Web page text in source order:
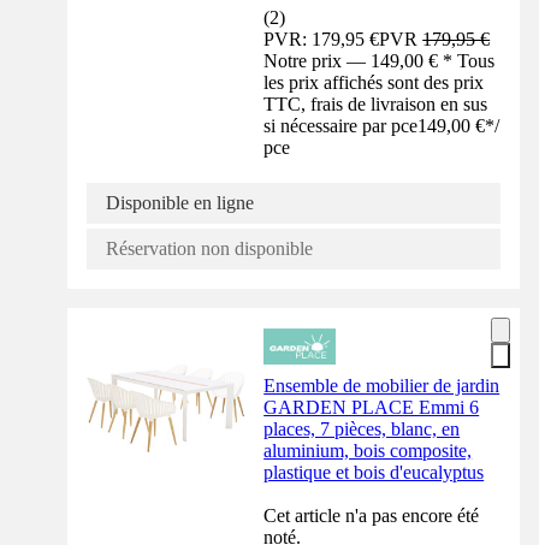
(2)
PVR: 179,95 €PVR179,95 €
Notre prix — 149,00 € * Tous
les prix affichés sont des prix
TTC, frais de livraison en sus
si nécessaire par pce149,00 €*/
pce
Disponible en ligne
Réservation non disponible
Ensemble de mobilier de jardin
GARDEN PLACE Emmi 6
places, 7 pièces, blanc, en
aluminium, bois composite,
plastique et bois d'eucalyptus
Cet article n'a pas encore été
noté.